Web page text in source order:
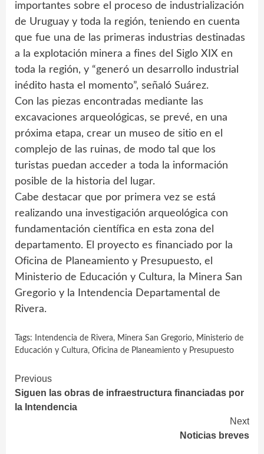
importantes sobre el proceso de industrialización
de Uruguay y toda la región, teniendo en cuenta
que fue una de las primeras industrias destinadas
a la explotación minera a fines del Siglo XIX en
toda la región, y “generó un desarrollo industrial
inédito hasta el momento”, señaló Suárez.
Con las piezas encontradas mediante las
excavaciones arqueológicas, se prevé, en una
próxima etapa, crear un museo de sitio en el
complejo de las ruinas, de modo tal que los
turistas puedan acceder a toda la información
posible de la historia del lugar.
Cabe destacar que por primera vez se está
realizando una investigación arqueológica con
fundamentación científica en esta zona del
departamento. El proyecto es financiado por la
Oficina de Planeamiento y Presupuesto, el
Ministerio de Educación y Cultura, la Minera San
Gregorio y la Intendencia Departamental de
Rivera.
Tags: Intendencia de Rivera, Minera San Gregorio, Ministerio de
Educación y Cultura, Oficina de Planeamiento y Presupuesto
Continue
Reading
Previous
Siguen las obras de infraestructura financiadas por
la Intendencia
Next
Noticias breves